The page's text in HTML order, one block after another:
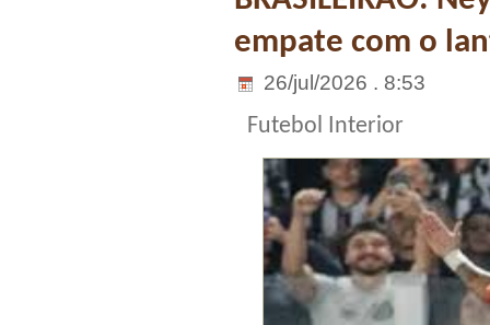
empate com o
26/jul/2026 . 8:53
Futebol Interior